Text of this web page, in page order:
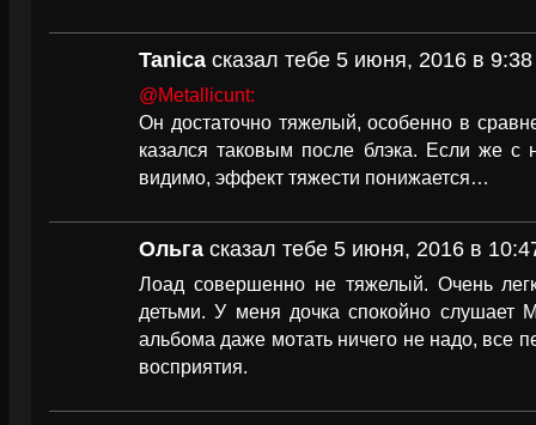
Tanica сказал тебе 5 июня, 2016 в
@Metallicunt:
Он достаточно тяжелый, особенно в
казался таковым после блэка. Если же с
видимо, эффект тяжести понижается…
Ольга сказал тебе 5 июня, 2016 в
Лоад совершенно не тяжелый. Очень
детьми. У меня дочка спокойно слушает
альбома даже мотать ничего не надо, все
восприятия.